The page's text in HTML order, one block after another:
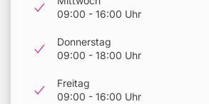
09:00 - 16:00 Uhr
Donnerstag
09:00 - 18:00 Uhr
Freitag
09:00 - 16:00 Uhr